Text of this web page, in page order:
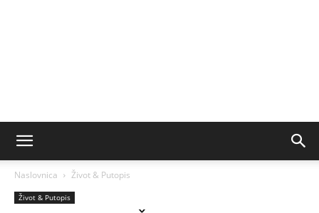
Naslovnica Život & Putopis
Život & Putopis